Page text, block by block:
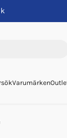
Varumärken